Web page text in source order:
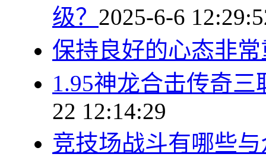
级？ 2025-6-6
保持良好的心态非
1.95神龙合击传奇
22 12:14:29
竞技场战斗有哪些